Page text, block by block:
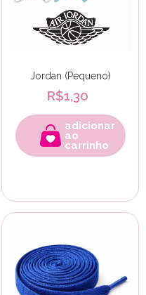
Jordan (Pequeno)
R$1,30
adicionar
ao
carrinho